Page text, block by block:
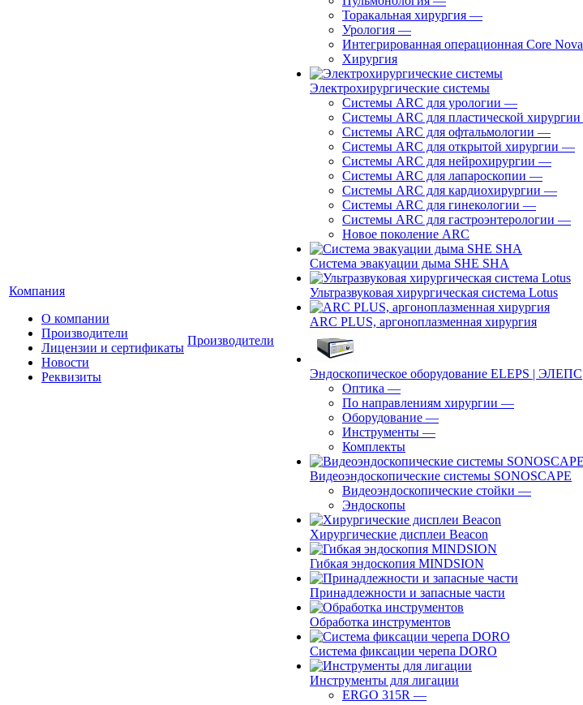
Компания
О компании
Производители
Лицензии и сертификаты
Новости
Реквизиты
Производители
Торакальная хирургия —
Урология —
Интегрированная операционная Core Nova
Хирургия
Электрохирургические системы
Системы ARC для урологии —
Системы ARC для пластической хирургии
Системы ARC для офтальмологии —
Системы ARC для открытой хирургии —
Системы ARC для нейрохирургии —
Системы ARC для лапароскопии —
Системы ARC для кардиохирургии —
Системы ARC для гинекологии —
Системы ARC для гастроэнтерологии —
Новое поколение ARC
Система эвакуации дыма SHE SHA
Ультразвуковая хирургическая система Lotus
ARC PLUS, аргоноплазменная хирургия
Эндоскопическое оборудование ELEPS | ЭЛЕПС
Оптика —
По направлениям хирургии —
Оборудование —
Инструменты —
Комплекты
Видеоэндоскопические системы SONOSCAPE
Видеоэндоскопические стойки —
Эндоскопы
Хирургические дисплеи Beacon
Гибкая эндоскопия MINDSION
Принадлежности и запасные части
Обработка инструментов
Система фиксации черепа DORO
Инструменты для лигации
ERGO 315R —